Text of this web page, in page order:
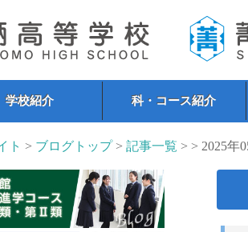
学校紹介 科・コース紹介
ト > ブログトップ>記事一覧 > > 2025年